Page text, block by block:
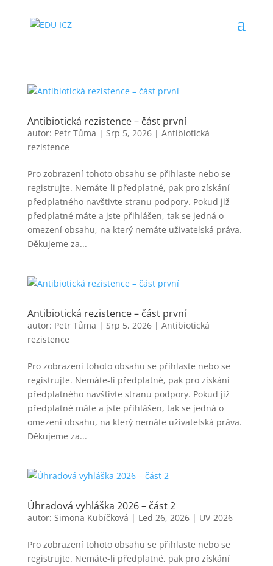
Antibiotická rezistence – část první
autor: Petr Tůma | Srp 5, 2026| Antibiotická
rezistence
Pro zobrazení tohoto obsahu se přihlaste nebo se
registrujte. Nemáte-li předplatné, pak pro získání
předplatného navštivte stranu podpory. Pokud již
předplatné máte a jste přihlášen, tak se jedná o
omezení obsahu, na který nemáte uživatelská práva.
Děkujeme za...
Antibiotická rezistence – část první
autor: Petr Tůma | Srp 5, 2026| Antibiotická
rezistence
Pro zobrazení tohoto obsahu se přihlaste nebo se
registrujte. Nemáte-li předplatné, pak pro získání
předplatného navštivte stranu podpory. Pokud již
předplatné máte a jste přihlášen, tak se jedná o
omezení obsahu, na který nemáte uživatelská práva.
Děkujeme za...
Úhradová vyhláška 2026 – část 2
autor: Simona Kubíčková | Led 26, 2026| UV-2026
Pro zobrazení tohoto obsahu se přihlaste nebo se
registrujte. Nemáte-li předplatné, pak pro získání